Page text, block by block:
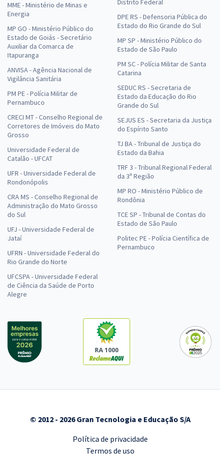
MME - Ministério de Minas e
Energia
MP GO - Ministério Público do
Estado de Goiás - Secretário
Auxiliar da Comarca de
Itapuranga
ANVISA - Agência Nacional de
Vigilância Sanitária
PM PE - Polícia Militar de
Pernambuco
CRECI MT - Conselho Regional de
Corretores de Imóveis do Mato
Grosso
Universidade Federal de
Catalão - UFCAT
UFR - Universidade Federal de
Rondonópolis
CRA MS - Conselho Regional de
Administração do Mato Grosso
do Sul
UFJ - Universidade Federal de
Jataí
UFRN - Universidade Federal do
Rio Grande do Norte
UFCSPA - Universidade Federal
de Ciência da Saúde de Porto
Alegre
Distrito Federal
DPE RS - Defensoria Pública do
Estado do Rio Grande do Sul
MP SP - Ministério Público do
Estado de São Paulo
PM SC - Polícia Militar de Santa
Catarina
SEDUC RS - Secretaria de
Estado da Educação do Rio
Grande do Sul
SEJUS ES - Secretaria da Justiça
do Espírito Santo
TJ BA - Tribunal de Justiça do
Estado da Bahia
TRF 3 - Tribunal Regional Federal
da 3ª Região
MP RO - Ministério Público de
Rondônia
TCE SP - Tribunal de Contas do
Estado de São Paulo
Politec PE - Polícia Científica de
Pernambuco
RA 1000
© 2012 - 2026 Gran Tecnologia e Educação S/A
Política de privacidade
Termos de uso